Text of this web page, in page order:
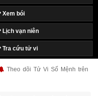
Xem bói
Lịch vạn niên
Tra cứu tử vi
Theo dõi Tử Vi Số Mệnh trên